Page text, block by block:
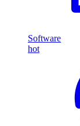
Software
hot